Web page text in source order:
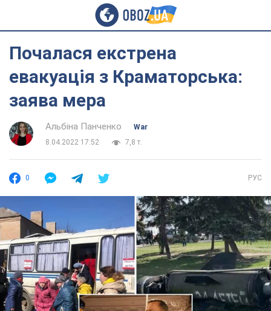
Почалася екстрена
евакуація з Краматорська:
заява мера
Альбіна Панченко
War
8.04.2022 17:52
7,8 т.
0 РУС